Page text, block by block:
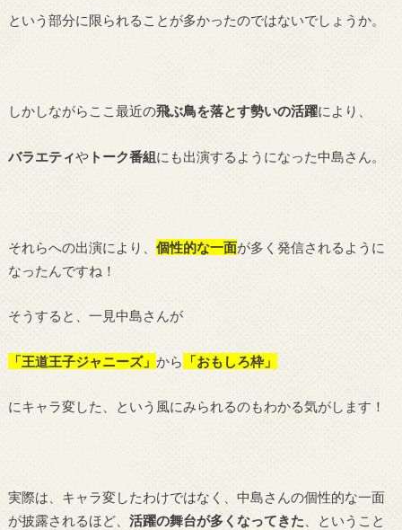
という部分に限られることが多かったのではないでしょうか。
しかしながらここ最近の飛ぶ鳥を落とす勢いの活躍により、
バラエティやトーク番組にも出演するようになった中島さん。
それらへの出演により、 個性的な一面が多く発信されるように
なったんですね！
そうすると、一見中島さんが
「王道王子ジャニーズ」 から 「おもしろ枠」
にキャラ変した、という風にみられるのもわかる気がします！
実際は、キャラ変したわけではなく、中島さんの個性的な一面
が披露されるほど、 活躍の舞台が多くなってきた 、ということ